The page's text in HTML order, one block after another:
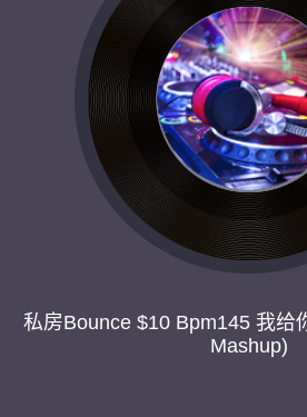
私房Bounce $10 Bpm145 我给
Mashup)